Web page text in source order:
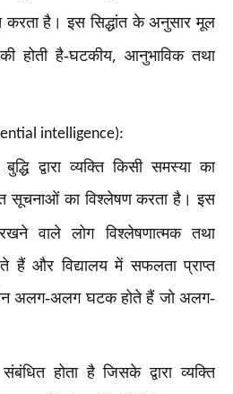
करता है। इस सिद्धांत के अनुसार मूल
होती है-घटकीय,आनुभाविक तथा
intelligence):
द्वारा व्यक्ति किसी समस्या का
सूचनाओं का विश्लेषण करता है। इस
वाले लोग विश्लेषणात्मक तथा
हैं और विद्यालय में सफलता प्राप्त
अलग-अलग घटक होते हैं जो अलग-
होता है जिसके द्वारा व्यक्ति